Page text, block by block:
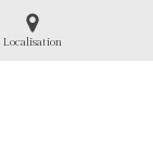
Localisation